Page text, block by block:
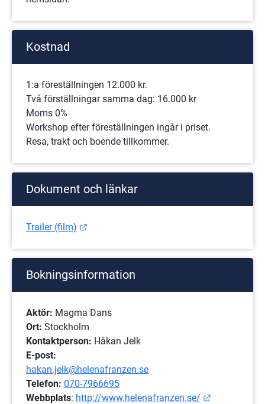
Kostnad
1:a föreställningen 12.000 kr.
Två förställningar samma dag: 16.000 kr
Moms 0%
Workshop efter föreställningen ingår i priset.
Resa, trakt och boende tillkommer.
Dokument och länkar
Trailer (film)
Bokningsinformation
Aktör: Magma Dans
Ort: Stockholm
Kontaktperson: Håkan Jelk
E-post:
hakan.jelk@helenafranzen.se
Telefon: 070-7966695
Webbplats: http://www.helenafranzen.se/